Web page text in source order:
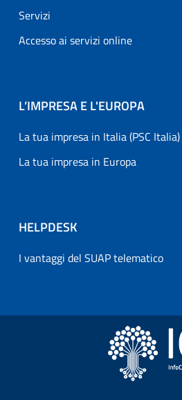
Servizi
Accesso ai servizi online
L’IMPRESA E L'EUROPA
La tua impresa in Italia (PSC Italia)
La tua impresa in Europa
HELPDESK
I vantaggi del SUAP telematico